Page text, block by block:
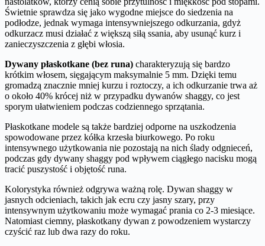
Świetnie sprawdza się jako wygodne miejsce do siedzenia na
podłodze, jednak wymaga intensywniejszego odkurzania, gdyż
odkurzacz musi działać z większą siłą ssania, aby usunąć kurz i
zanieczyszczenia z głębi włosia.
Dywany płaskotkane (bez runa) charakteryzują się bardzo
krótkim włosem, sięgającym maksymalnie 5 mm. Dzięki temu
gromadzą znacznie mniej kurzu i roztoczy, a ich odkurzanie trwa aż
o około 40% krócej niż w przypadku dywanów shaggy, co jest
sporym ułatwieniem podczas codziennego sprzątania.
Płaskotkane modele są także bardziej odporne na uszkodzenia
spowodowane przez kółka krzesła biurkowego. Po roku
intensywnego użytkowania nie pozostają na nich ślady odgnieceń,
podczas gdy dywany shaggy pod wpływem ciągłego nacisku mogą
tracić puszystość i objętość runa.
Kolorystyka również odgrywa ważną rolę. Dywan shaggy w
jasnych odcieniach, takich jak ecru czy jasny szary, przy
intensywnym użytkowaniu może wymagać prania co 2-3 miesiące.
Natomiast ciemny, płaskotkany dywan z powodzeniem wystarczy
czyścić raz lub dwa razy do roku.